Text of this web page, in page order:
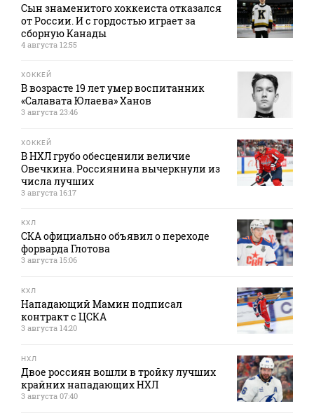
Сын знаменитого хоккеиста отказался
от России. И с гордостью играет за
сборную Канады
4 августа 12:55
ХОККЕЙ
В возрасте 19 лет умер воспитанник
«Салавата Юлаева» Ханов
3 августа 23:46
ХОККЕЙ
В НХЛ грубо обесценили величие
Овечкина. Россиянина вычеркнули из
числа лучших
3 августа 16:17
КХЛ
СКА официально объявил о переходе
форварда Глотова
3 августа 15:06
КХЛ
Нападающий Мамин подписал
контракт с ЦСКА
3 августа 14:20
НХЛ
Двое россиян вошли в тройку лучших
крайних нападающих НХЛ
3 августа 07:40